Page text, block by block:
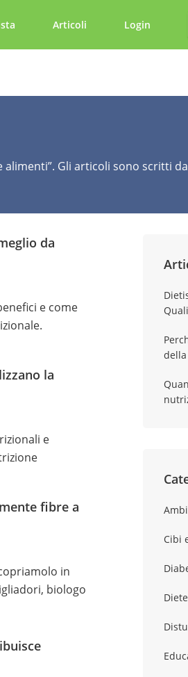
Articoli Login
Gli articoli sono scritti
da
e come
la
e
fibre a
in
biologo
Cibi
Diete